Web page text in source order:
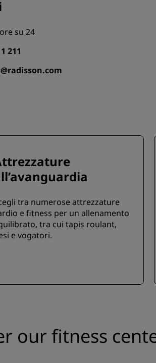
su 24
211
tra numerose attrezzature
e fitness per un allenamento
tra cui tapis roulant,
e vogatori.
our fitness